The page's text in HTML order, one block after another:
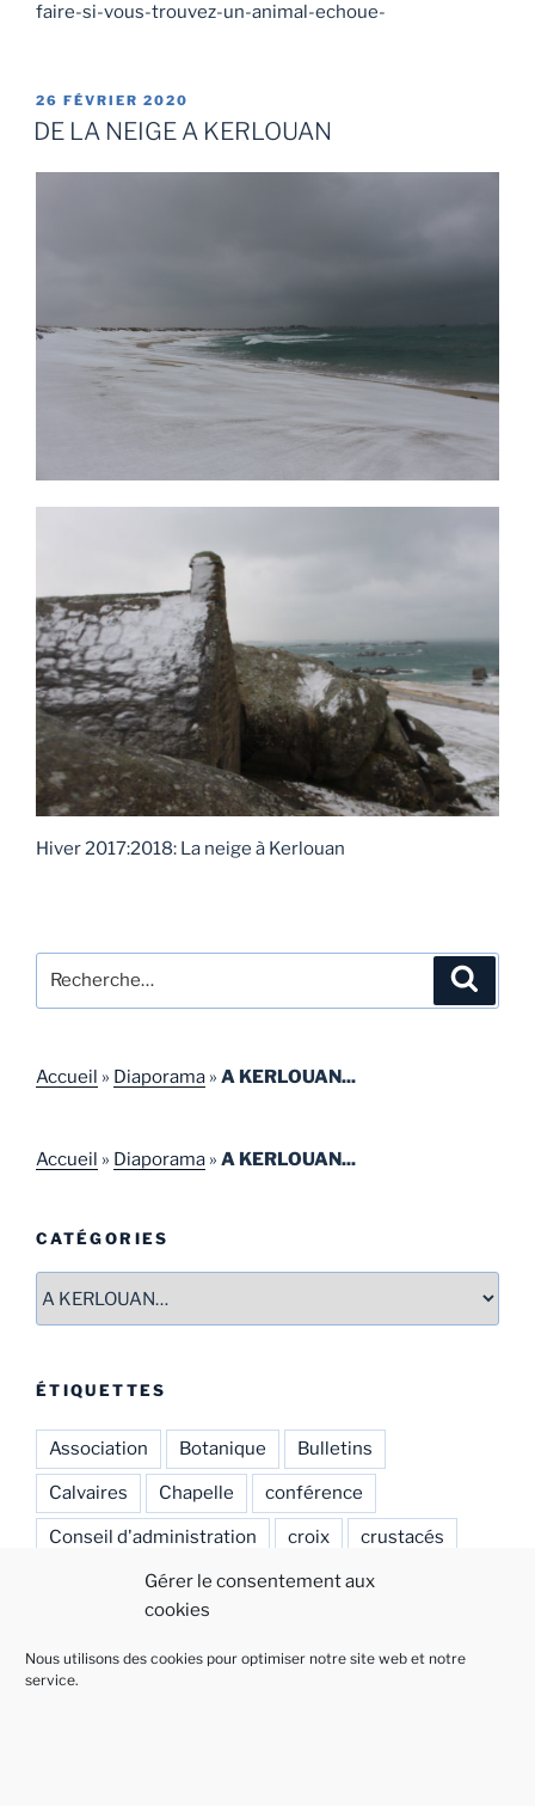
Gérer le consentement aux
cookies
Nous utilisons des cookies pour optimiser notre site web et notre
service.
faire-si-vous-trouvez-un-animal-echoue-
PUBLIÉ
LE
26 FÉVRIER 2020
DE LA NEIGE A KERLOUAN
Hiver 2017:2018: La neige à Kerlouan
pour
Accueil » Diaporama » A KERLOUAN...
Accueil » Diaporama » A KERLOUAN...
CATÉGORIES
ÉTIQUETTES
Association Botanique Bulletins
Calvaires Chapelle conférence
Conseil d'administration croix crustacés
eglises anciennes enfeux environnement
naufrages Ouvrages patrimoine Plantes